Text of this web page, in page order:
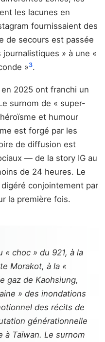
les lacunes en
fournissaient des
de secours est passée
» à une «
»3.
2025 ont franchi un
surnom de « super-
et humour
est forgé par les
de diffusion est
— de la story IG au
de 24 heures. Le
conjointement par
la première fois.
« choc » du 921, à la
Morakot, à la «
gaz de Kaohsiung,
» des inondations
des récits de
générationnelle
à Taïwan. Le surnom